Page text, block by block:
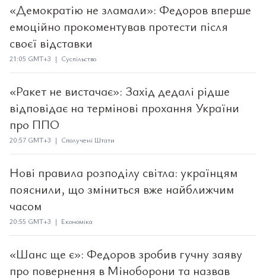
«Демократію не зламали»: Федоров вперше
емоційно прокоментував протести після
своєї відставки
21:05 GMT+3 | Суспільство
«Ракет не вистачає»: Захід дедалі рідше
відповідає на термінові прохання України
про ППО
20:57 GMT+3 | Сполучені Штати
Нові правила розподілу світла: українцям
пояснили, що зміниться вже найближчим
часом
20:55 GMT+3 | Економіка
«Шанс ще є»: Федоров зробив гучну заяву
про повернення в Міноборони та назвав